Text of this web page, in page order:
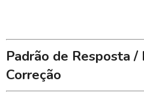
Padrão de Resposta /
Correção